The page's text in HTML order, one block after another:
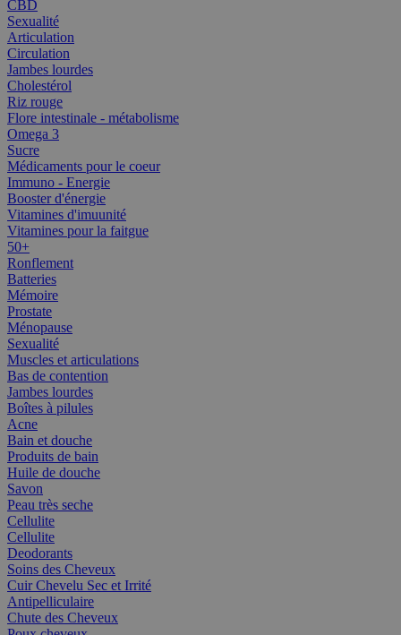
CBD
Sexualité
Articulation
Circulation
Jambes lourdes
Cholestérol
Riz rouge
Flore intestinale - métabolisme
Omega 3
Sucre
Médicaments pour le coeur
Immuno - Energie
Booster d'énergie
Vitamines d'imuunité
Vitamines pour la faitgue
50+
Ronflement
Batteries
Mémoire
Prostate
Ménopause
Sexualité
Muscles et articulations
Bas de contention
Jambes lourdes
Boîtes à pilules
Acne
Bain et douche
Produits de bain
Huile de douche
Savon
Peau très seche
Cellulite
Cellulite
Deodorants
Soins des Cheveux
Cuir Chevelu Sec et Irrité
Antipelliculaire
Chute des Cheveux